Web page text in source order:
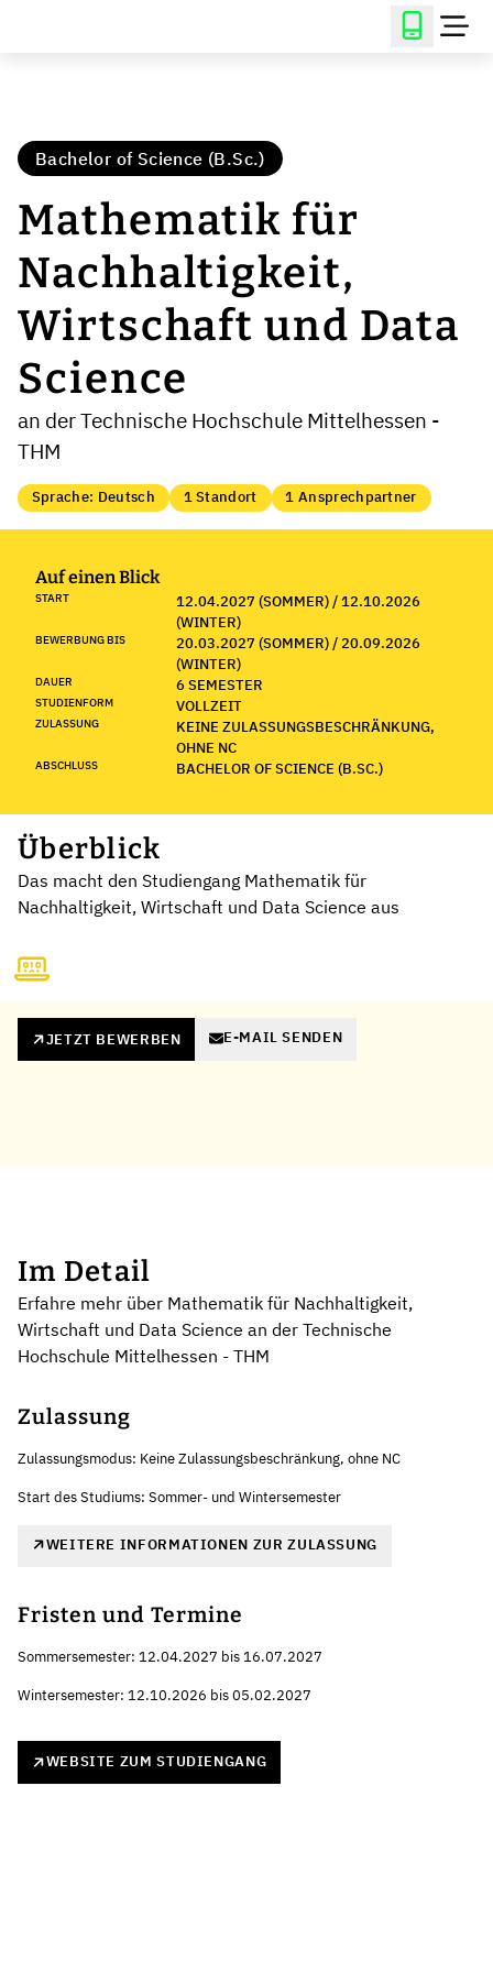
Bachelor of Science (B.Sc.)
Mathematik für
Nachhaltigkeit,
Wirtschaft und Data
Science
an der Technische Hochschule Mittelhessen -
THM
Sprache: Deutsch 1 Standort 1 Ansprechpartner
Auf einen Blick
START
12.04.2027 (SOMMER) / 12.10.2026
(WINTER)
BEWERBUNG BIS
20.03.2027 (SOMMER) / 20.09.2026
(WINTER)
DAUER 6 SEMESTER
STUDIENFORM VOLLZEIT
ZULASSUNG
KEINE ZULASSUNGSBESCHRÄNKUNG,
OHNE NC
ABSCHLUSS BACHELOR OF SCIENCE (B.SC.)
Überblick
Das macht den Studiengang Mathematik für
Nachhaltigkeit, Wirtschaft und Data Science aus
JETZT BEWERBEN E-MAIL SENDEN
Im Detail
Erfahre mehr über Mathematik für Nachhaltigkeit,
Wirtschaft und Data Science an der Technische
Hochschule Mittelhessen - THM
Zulassung
Zulassungsmodus: Keine Zulassungsbeschränkung, ohne NC
Start des Studiums: Sommer- und Wintersemester
WEITERE INFORMATIONEN ZUR ZULASSUNG
Fristen und Termine
Sommersemester: 12.04.2027 bis 16.07.2027
Wintersemester: 12.10.2026 bis 05.02.2027
WEBSITE ZUM STUDIENGANG